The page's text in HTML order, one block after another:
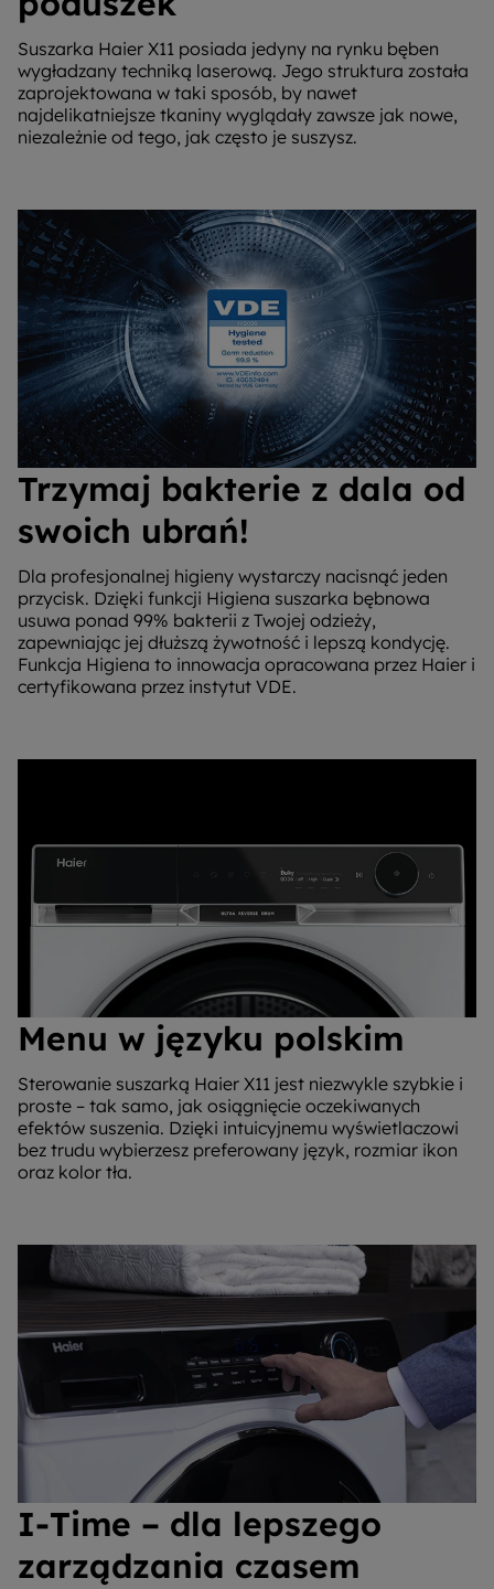
Suszarka Haier X11 posiada jedyny na rynku bęben
wygładzany techniką laserową. Jego struktura została
zaprojektowana w taki sposób, by nawet
najdelikatniejsze tkaniny wyglądały zawsze jak nowe,
niezależnie od tego, jak często je suszysz.
Trzymaj bakterie z dala od
swoich ubrań!
Dla profesjonalnej higieny wystarczy nacisnąć jeden
przycisk. Dzięki funkcji Higiena suszarka bębnowa
usuwa ponad 99% bakterii z Twojej odzieży,
zapewniając jej dłuższą żywotność i lepszą kondycję.
Funkcja Higiena to innowacja opracowana przez Haier i
certyfikowana przez instytut VDE.
Menu w języku polskim
Sterowanie suszarką Haier X11 jest niezwykle szybkie i
proste – tak samo, jak osiągnięcie oczekiwanych
efektów suszenia. Dzięki intuicyjnemu wyświetlaczowi
bez trudu wybierzesz preferowany język, rozmiar ikon
oraz kolor tła.
I-Time – dla lepszego
zarządzania czasem